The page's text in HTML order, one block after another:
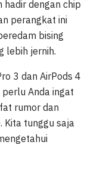
hadir dengan chip
perangkat ini
bising
lebih jernih.
3 dan AirPods 4
Anda ingat
rumor dan
. Kita tunggu saja